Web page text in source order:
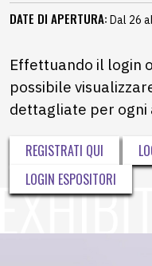
DATE DI APERTURA: Dal 26
Effettuando il login
possibile
dettagliate per ogni
REGISTRATI QUI
LOGIN ESPOSITORI